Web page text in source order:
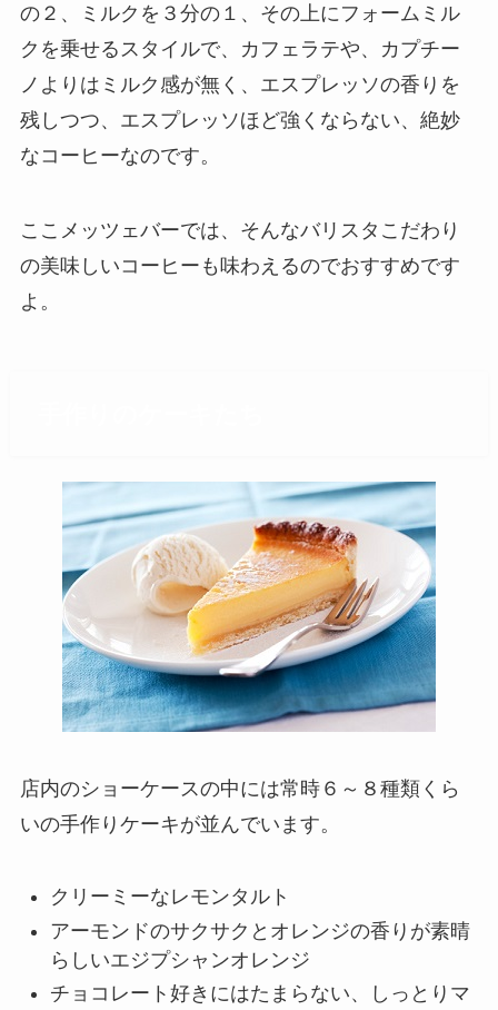
の２、ミルクを３分の１、その上にフォームミル
クを乗せるスタイルで、カフェラテや、カプチー
ノよりはミルク感が無く、エスプレッソの香りを
残しつつ、エスプレッソほど強くならない、絶妙
なコーヒーなのです。
ここメッツェバーでは、そんなバリスタこだわり
の美味しいコーヒーも味わえるのでおすすめです
よ。
店内のショーケースの中には常時６～８種類くら
いの手作りケーキが並んでいます。
クリーミーなレモンタルト
アーモンドのサクサクとオレンジの香りが素晴
らしいエジプシャンオレンジ
チョコレート好きにはたまらない、しっとりマ